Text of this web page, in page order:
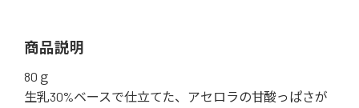
商品説明
80ｇ
生乳30%ベースで仕立てた、アセロラの甘酸っぱさが